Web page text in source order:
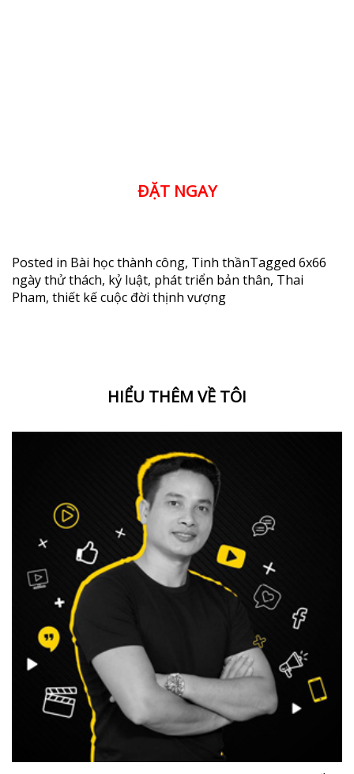
ĐẶT NGAY
Posted in Bài học thành công, Tinh thầnTagged 6x66
ngày thử thách, kỷ luật, phát triển bản thân, Thai
Pham, thiết kế cuộc đời thịnh vượng
HIỂU THÊM VỀ TÔI